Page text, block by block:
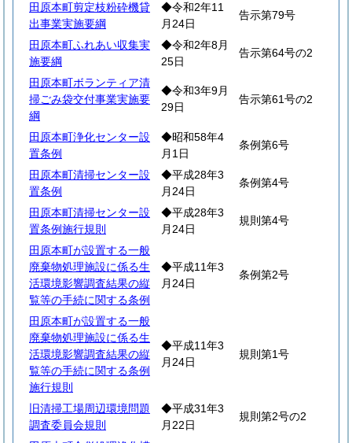
田原本町剪定枝粉砕機貸
出事業実施要綱
◆令和2年11
月24日
告示第79号
田原本町ふれあい収集実
施要綱
◆令和2年8月
25日
告示第64号の2
田原本町ボランティア清
掃ごみ袋交付事業実施要
綱
◆令和3年9月
29日
告示第61号の2
田原本町浄化センター設
置条例
◆昭和58年4
月1日
条例第6号
田原本町清掃センター設
置条例
◆平成28年3
月24日
条例第4号
田原本町清掃センター設
置条例施行規則
◆平成28年3
月24日
規則第4号
田原本町が設置する一般
廃棄物処理施設に係る生
活環境影響調査結果の縦
覧等の手続に関する条例
◆平成11年3
月24日
条例第2号
田原本町が設置する一般
廃棄物処理施設に係る生
活環境影響調査結果の縦
覧等の手続に関する条例
施行規則
◆平成11年3
月24日
規則第1号
旧清掃工場周辺環境問題
調査委員会規則
◆平成31年3
月22日
規則第2号の2